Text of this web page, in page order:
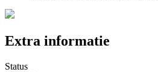
Extra informatie
Status